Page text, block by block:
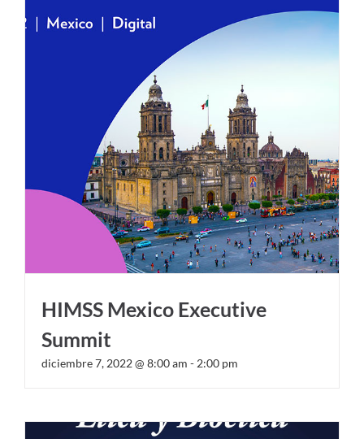
HIMSS Mexico Executive
Summit
diciembre 7, 2022 @ 8:00 am - 2:00 pm